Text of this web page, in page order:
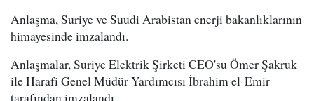
Anlaşma, Suriye ve Suudi Arabistan enerji bakanlıklarının
himayesinde imzalandı.
Anlaşmalar, Suriye Elektrik Şirketi CEO'su Ömer Şakruk
ile Harafi Genel Müdür Yardımcısı İbrahim el-Emir
tarafından imzalandı.